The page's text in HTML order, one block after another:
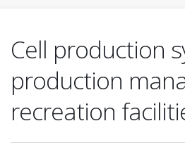
Cell production
production
recreation